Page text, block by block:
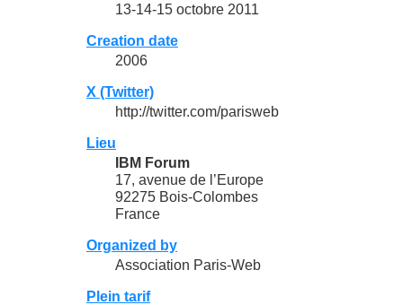
13-14-15 octobre 2011
Creation date
2006
X (Twitter)
http://twitter.com/parisweb
Lieu
IBM Forum
17, avenue de l’Europe
92275 Bois-Colombes
France
Organized by
Association Paris-Web
Plein tarif